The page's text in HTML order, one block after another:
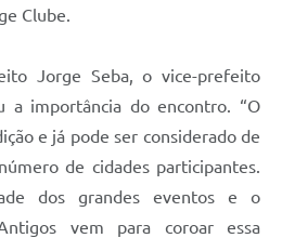
Clube.
Jorge Seba, o vice-prefeito
a importância do encontro. “O
e já pode ser considerado de
de cidades participantes.
dos grandes eventos e o
vem para coroar essa